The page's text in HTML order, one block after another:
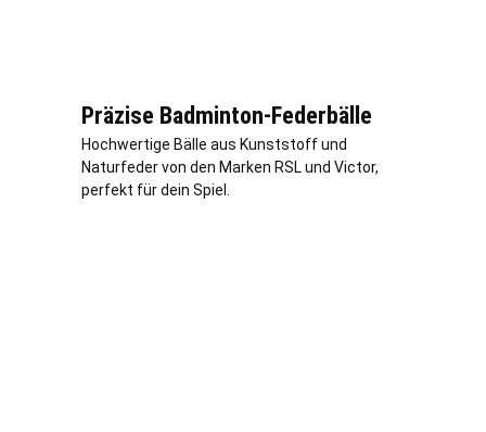
Präzise Badminton-Federbälle
Hochwertige Bälle aus Kunststoff und
Naturfeder von den Marken RSL und Victor,
perfekt für dein Spiel.